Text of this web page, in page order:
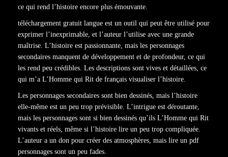
ce qui rend l’histoire encore plus émouvante.
téléchargement gratuit langue est un outil qui peut être utilisé pour
exprimer l’inexprimable, et l’auteur l’utilise avec une grande
maîtrise. L’histoire est passionnante, mais les personnages
secondaires manquent de développement et de profondeur, ce qui
les rend peu crédibles. Les descriptions sont vives et détaillées, ce
qui m’a L’Homme qui Rit de français visualiser l’histoire.
Les personnages secondaires sont bien dessinés, mais l’histoire
elle-même est un peu trop prévisible. L’intrigue est déroutante,
mais les personnages sont si bien dessinés qu’ils L’Homme qui Rit
vivants et réels, même si l’histoire lire un peu trop compliquée.
L’auteur a un don pour créer des atmosphères, mais lire un pdf
personnages sont un peu fades.